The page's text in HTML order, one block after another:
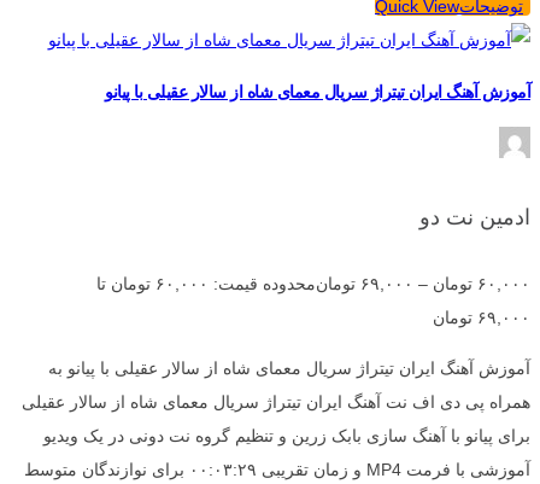
توضیحاتQuick View
آموزش آهنگ ایران تیتراژ سریال معمای شاه از سالار عقیلی با پیانو
ادمین نت دو
۶۰,۰۰۰ تومان – ۶۹,۰۰۰ تومان
محدوده قیمت: ۶۰,۰۰۰ تومان تا
۶۹,۰۰۰ تومان
آموزش آهنگ ایران تیتراژ سریال معمای شاه از سالار عقیلی با پیانو به
همراه پی دی اف نت آهنگ ایران تیتراژ سریال معمای شاه از سالار عقیلی
برای پیانو با آهنگ سازی بابک زرین و تنظیم گروه نت دونی در یک ویدیو
آموزشی با فرمت MP4 و زمان تقریبی ۰۰:۰۳:۲۹ برای نوازندگان متوسط